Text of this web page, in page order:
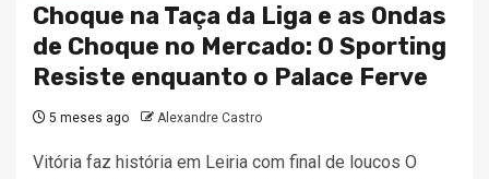
Choque na Taça da Liga e as Ondas
de Choque no Mercado: O Sporting
Resiste enquanto o Palace Ferve
5 meses ago Alexandre Castro
Vitória faz história em Leiria com final de loucos O